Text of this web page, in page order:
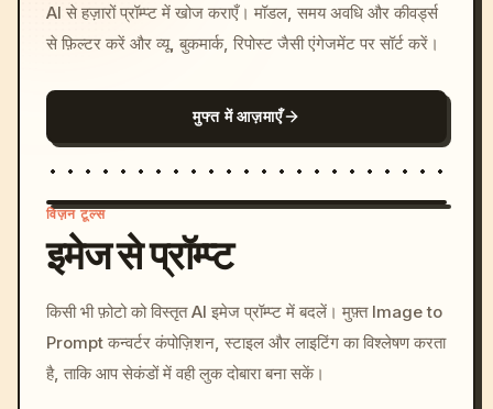
AI से हज़ारों प्रॉम्प्ट में खोज कराएँ। मॉडल, समय अवधि और कीवर्ड्स
से फ़िल्टर करें और व्यू, बुकमार्क, रिपोस्ट जैसी एंगेजमेंट पर सॉर्ट करें।
मुफ्त में आज़माएँ
c, cyberpunk sunset, neon
colors, 8k --v 6.0
विज़न टूल्स
इमेज से प्रॉम्प्ट
किसी भी फ़ोटो को विस्तृत AI इमेज प्रॉम्प्ट में बदलें। मुफ़्त Image to
Prompt कन्वर्टर कंपोज़िशन, स्टाइल और लाइटिंग का विश्लेषण करता
है, ताकि आप सेकंडों में वही लुक दोबारा बना सकें।